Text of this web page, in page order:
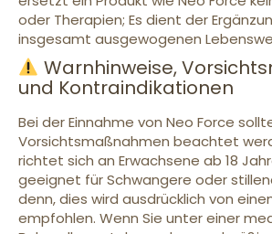
oder Therapien; Es dient der
insgesamt ausgewogenen
Warnhinweise,
und Kontraindikationen
Bei der Einnahme von Neo Force
Vorsichtsmaßnahmen beachtet
richtet sich an Erwachsene ab 18
geeignet für Schwangere oder
denn, dies wird ausdrücklich von
empfohlen. Wenn Sie unter einer